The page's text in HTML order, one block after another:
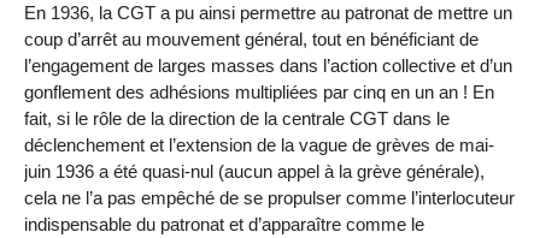
En 1936, la CGT a pu ainsi permettre au patronat de mettre un
coup d’arrêt au mouvement général, tout en bénéficiant de
l’engagement de larges masses dans l’action collective et d’un
gonflement des adhésions multipliées par cinq en un an ! En
fait, si le rôle de la direction de la centrale CGT dans le
déclenchement et l’extension de la vague de grèves de mai-
juin 1936 a été quasi-nul (aucun appel à la grève générale),
cela ne l’a pas empêché de se propulser comme l’interlocuteur
indispensable du patronat et d’apparaître comme le